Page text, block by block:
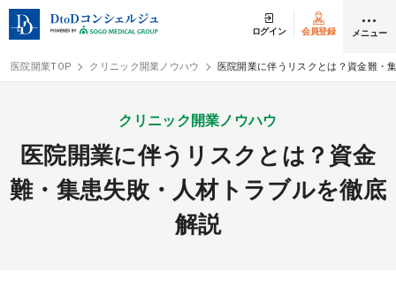
ログイン 会員登録 メニュー
クリニック開業
医院開業TOP クリニック開業ノウハウ 医院開業に伴うリスクとは？資金難・
クリニック開業ノウハウ
医院開業に伴うリスクとは？資金
難・集患失敗・人材トラブルを徹底
解説